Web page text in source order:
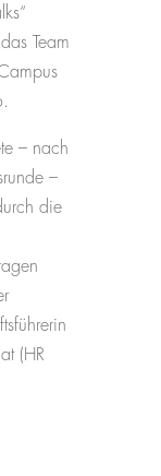
Team
– nach
–
die
(HR